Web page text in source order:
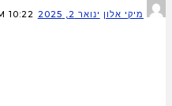
מיקי אלון ינואר 2, 2025 10:22 PM